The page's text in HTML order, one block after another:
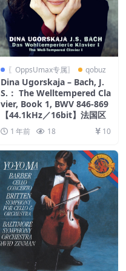
〖OppsUmax专属〗 qobuz
Dina Ugorskaja – Bach, J.
S.： The Welltempered Cla
vier, Book 1, BWV 846-869
【44.1kHz／16bit】法国区
1 年前 18 10